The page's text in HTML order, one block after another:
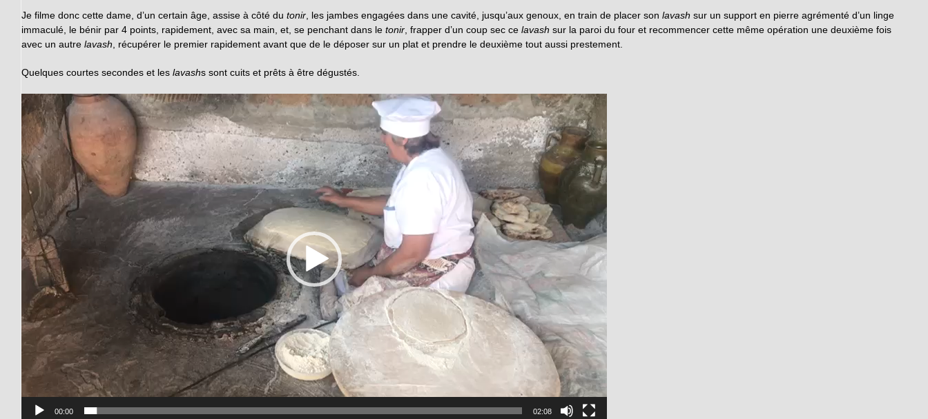
Je filme donc cette dame, d’un certain âge, assise à côté du tonir , les jambes engagées dans une cavité, jusqu’aux genoux, en train de placer son lavash sur un support en pierre agrémenté d’un linge
immaculé, le bénir par 4 points, rapidement, avec sa main, et, se penchant dans le tonir , frapper d’un coup sec ce lavash sur la paroi du four et recommencer cette même opération une deuxième fois
avec un autre lavash , récupérer le premier rapidement avant que de le déposer sur un plat et prendre le deuxième tout aussi prestement.
Quelques courtes secondes et les lavashs sont cuits et prêts à être dégustés.
Lecteur
vidéo
00:00 02:08